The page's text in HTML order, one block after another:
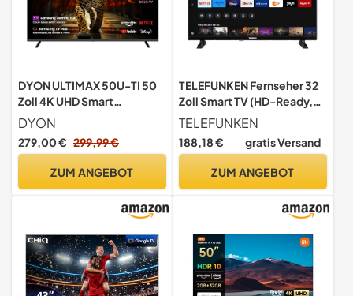
DYON ULTIMAX 50U-TI 50
Zoll 4K UHD Smart
Fernseher mit HDR10
DYON
279,00 € 299,99 €
ZUM ANGEBOT
TELEFUNKEN Fernseher 32
Zoll Smart TV (HD-Ready,
HDR, Triple-Tuner, 6 Monate
HD+ inkl.) XH32TO750S
TELEFUNKEN
188,18 € gratis Versand
ZUM ANGEBOT